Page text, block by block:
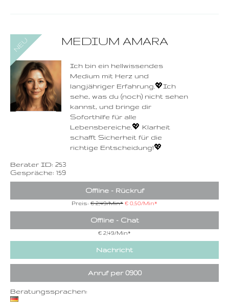
MEDIUM AMARA
Ich bin ein hellwissendes
Medium mit Herz und
langjähriger Erfahrung.💖Ich
sehe, was du (noch) nicht sehen
kannst, und bringe dir
Soforthilfe für alle
Lebensbereiche.💖 Klarheit
schafft Sicherheit für die
richtige Entscheidung!💖
Berater ID: 253
Gespräche: 159
Offline - Rückruf
Preis: € 2,49/Min* € 0,50/Min*
Offline - Chat
€ 2,49/Min*
Nachricht
Anruf per 0900
0900-3 000 468 - 253
1,49 €/Min. inkl. MwSt.
Wählen Sie diese
Rufnummer inklusive
dem Beratercode
Zurück
Beratungssprachen: